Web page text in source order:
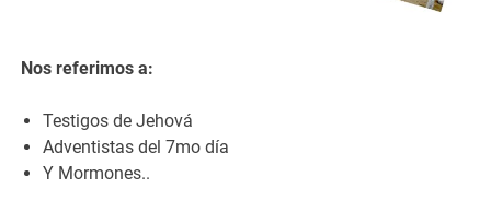
Nos referimos a:
Testigos de Jehová
Adventistas del 7mo día
Y Mormones..